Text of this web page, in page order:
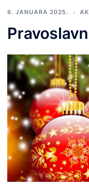
6. JANUARA 2025.